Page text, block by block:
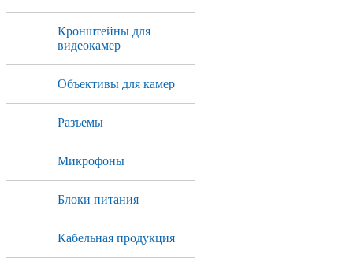
Кронштейны для
видеокамер
Объективы для камер
Разъемы
Микрофоны
Блоки питания
Кабельная продукция